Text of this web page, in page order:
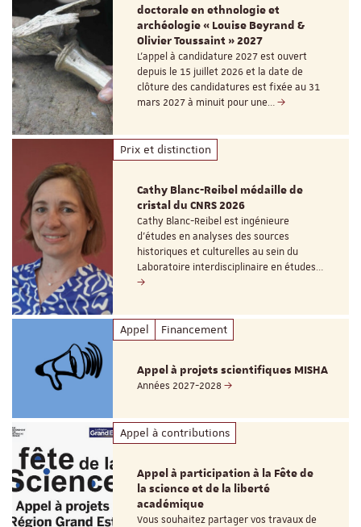
doctorale en ethnologie et
archéologie « Louise Beyrand &
Olivier Toussaint » 2027
L’appel à candidature 2027 est ouvert
depuis le 15 juillet 2026 et la date de
clôture des candidatures est fixée au 31
mars 2027 à minuit pour une…
Prix et distinction
Cathy Blanc-Reibel médaille de
cristal du CNRS 2026
Cathy Blanc-Reibel est ingénieure
d’études en analyses des sources
historiques et culturelles au sein du
Laboratoire interdisciplinaire en études…
Appel Financement
Appel à projets scientifiques MISHA
Années 2027-2028
Appel à contributions
Appel à participation à la Fête de
la science et de la liberté
académique
Vous souhaitez partager vos travaux de